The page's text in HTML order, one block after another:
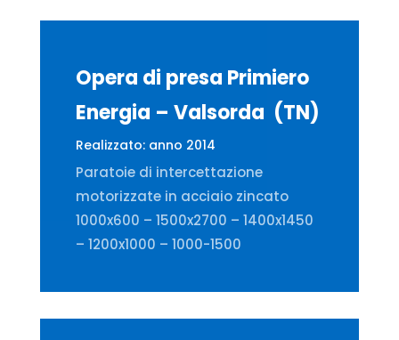
Opera di presa Primiero
Energia – Valsorda (TN)
Realizzato: anno 2014
Paratoie di intercettazione
motorizzate in acciaio zincato
1000x600 – 1500x2700 – 1400x1450
– 1200x1000 – 1000-1500